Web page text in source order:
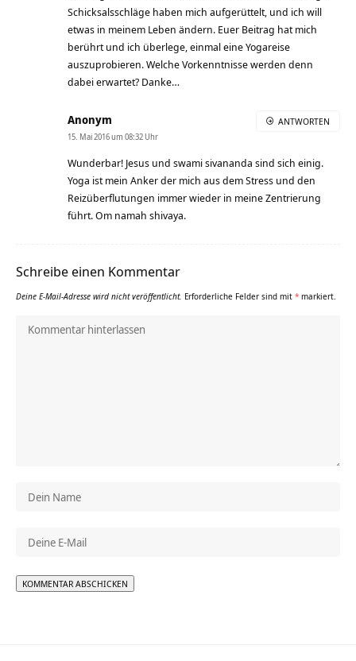
Schicksalsschläge haben mich aufgerüttelt, und ich will
etwas in meinem Leben ändern. Euer Beitrag hat mich
berührt und ich überlege, einmal eine Yogareise
auszuprobieren. Welche Vorkenntnisse werden denn
dabei erwartet? Danke…
Anonym
15. Mai 2016 um 08:32 Uhr
Wunderbar! Jesus und swami sivananda sind sich einig.
Yoga ist mein Anker der mich aus dem Stress und den
Reizüberflutungen immer wieder in meine Zentrierung
führt. Om namah shivaya.
ANTWORTEN
Schreibe einen Kommentar
Deine E-Mail-Adresse wird nicht veröffentlicht. Erforderliche Felder sind mit * markiert.